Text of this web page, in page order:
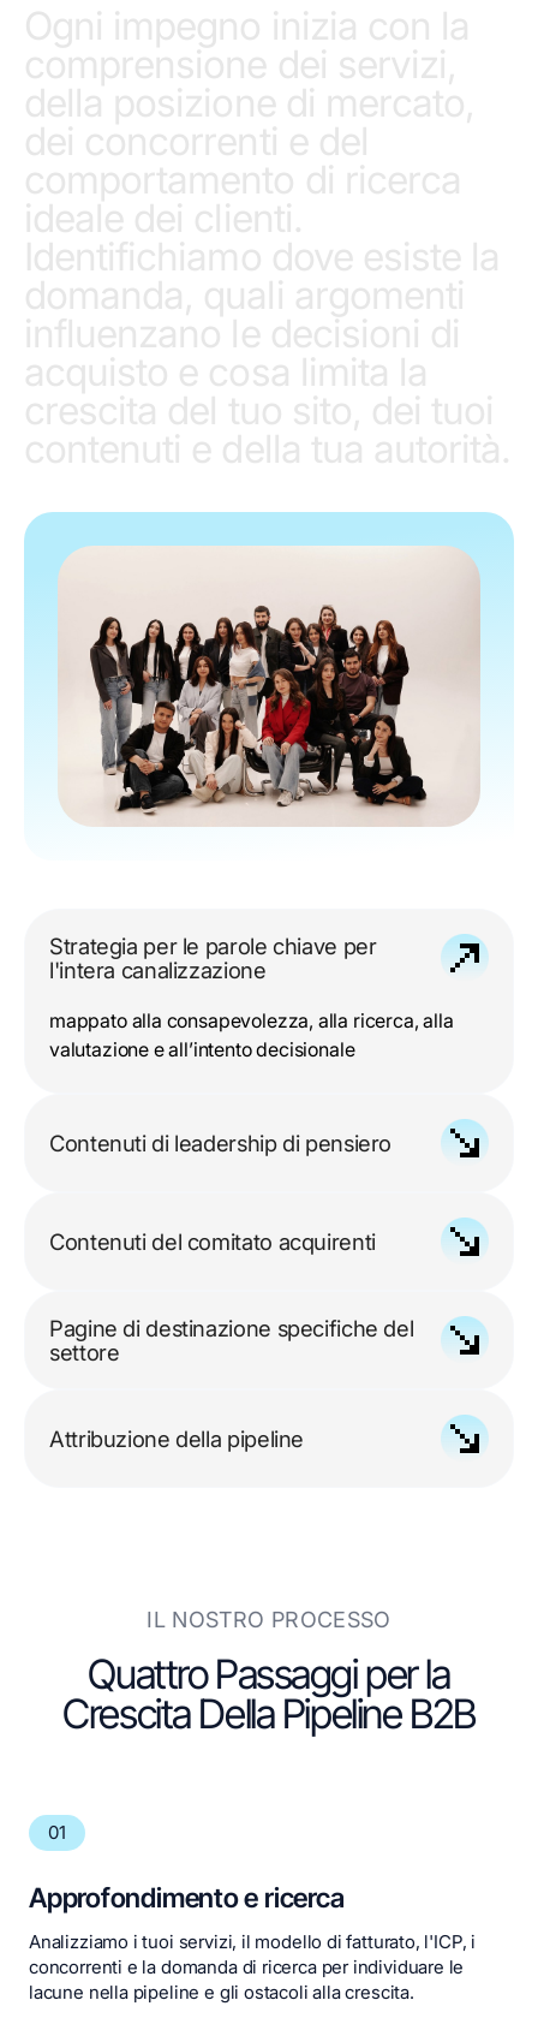
Ogni impegno inizia con la
comprensione dei servizi,
della posizione di mercato,
dei concorrenti e del
comportamento di ricerca
ideale dei clienti.
Identifichiamo dove esiste la
domanda, quali argomenti
influenzano le decisioni di
acquisto e cosa limita la
crescita del tuo sito, dei tuoi
contenuti e della tua autorità.
Strategia per le parole chiave per
l'intera canalizzazione
mappato alla consapevolezza, alla ricerca, alla
valutazione e all’intento decisionale
Contenuti di leadership di pensiero
scatenanti dell’acquisto
Contenuti del comitato acquirenti
esecutivi
Pagine di destinazione specifiche del
settore
Attribuzione della pipeline
IL NOSTRO PROCESSO
Quattro Passaggi per la
Crescita Della Pipeline B2B
01
Approfondimento e ricerca
Analizziamo i tuoi servizi, il modello di fatturato, l'ICP, i
concorrenti e la domanda di ricerca per individuare le
lacune nella pipeline e gli ostacoli alla crescita.